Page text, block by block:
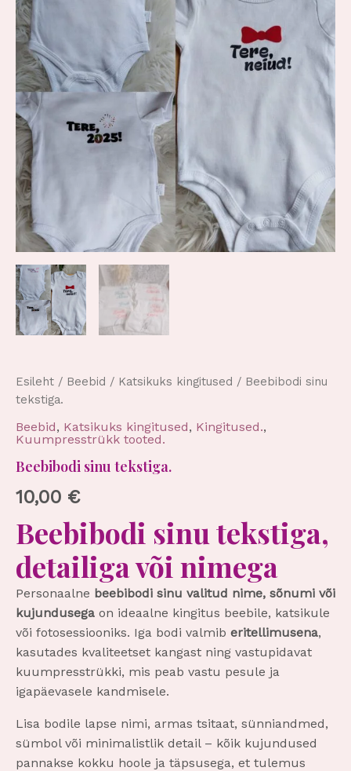
Esileht / Beebid / Katsikuks kingitused / Beebibodi sinu
tekstiga.
Beebid, Katsikuks kingitused, Kingitused.,
Kuumpresstrükk tooted.
Beebibodi sinu tekstiga.
10,00 €
Beebibodi sinu tekstiga,
detailiga või nimega
Personaalne beebibodi sinu valitud nime, sõnumi või
kujundusega on ideaalne kingitus beebile, katsikule
või fotosessiooniks. Iga bodi valmib eritellimusena,
kasutades kvaliteetset kangast ning vastupidavat
kuumpresstrükki, mis peab vastu pesule ja
igapäevasele kandmisele.
Lisa bodile lapse nimi, armas tsitaat, sünniandmed,
sümbol või minimalistlik detail – kõik kujundused
pannakse kokku hoole ja täpsusega, et tulemus